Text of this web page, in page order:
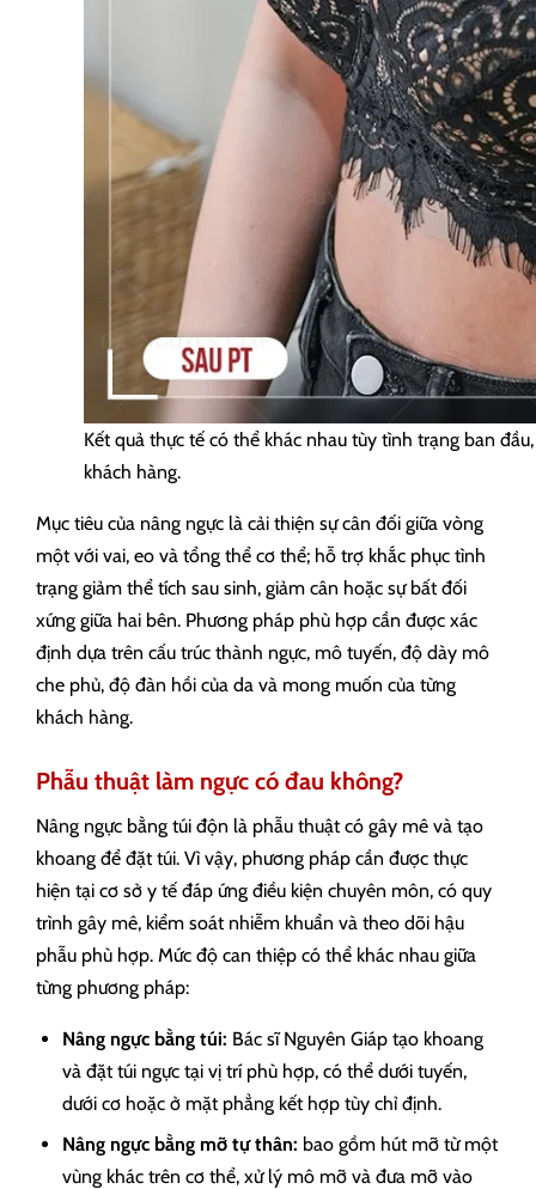
Kết quả thực tế có thể khác nhau tùy tình trạng ban
khách hàng.
Mục tiêu của nâng ngực là cải thiện sự cân đối giữa vòng
một với vai, eo và tổng thể cơ thể; hỗ trợ khắc phục tình
trạng giảm thể tích sau sinh, giảm cân hoặc sự bất đối
xứng giữa hai bên. Phương pháp phù hợp cần được xác
định dựa trên cấu trúc thành ngực, mô tuyến, độ dày mô
che phủ, độ đàn hồi của da và mong muốn của từng
khách hàng.
Phẫu thuật làm ngực có đau không?
Nâng ngực bằng túi độn là phẫu thuật có gây mê và tạo
khoang để đặt túi. Vì vậy, phương pháp cần được thực
hiện tại cơ sở y tế đáp ứng điều kiện chuyên môn, có quy
trình gây mê, kiểm soát nhiễm khuẩn và theo dõi hậu
phẫu phù hợp. Mức độ can thiệp có thể khác nhau giữa
từng phương pháp:
Nâng ngực bằng túi: Bác sĩ Nguyên Giáp tạo khoang
và đặt túi ngực tại vị trí phù hợp, có thể dưới tuyến,
dưới cơ hoặc ở mặt phẳng kết hợp tùy chỉ định.
Nâng ngực bằng mỡ tự thân: bao gồm hút mỡ từ một
vùng khác trên cơ thể, xử lý mô mỡ và đưa mỡ vào